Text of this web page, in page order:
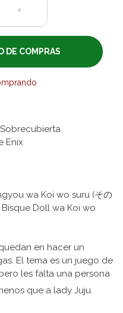
+
Enix
wa Koi wo suru (その
Doll wa Koi wo
en hacer un
El tema es un juego de
les falta una persona
que a lady Juju.